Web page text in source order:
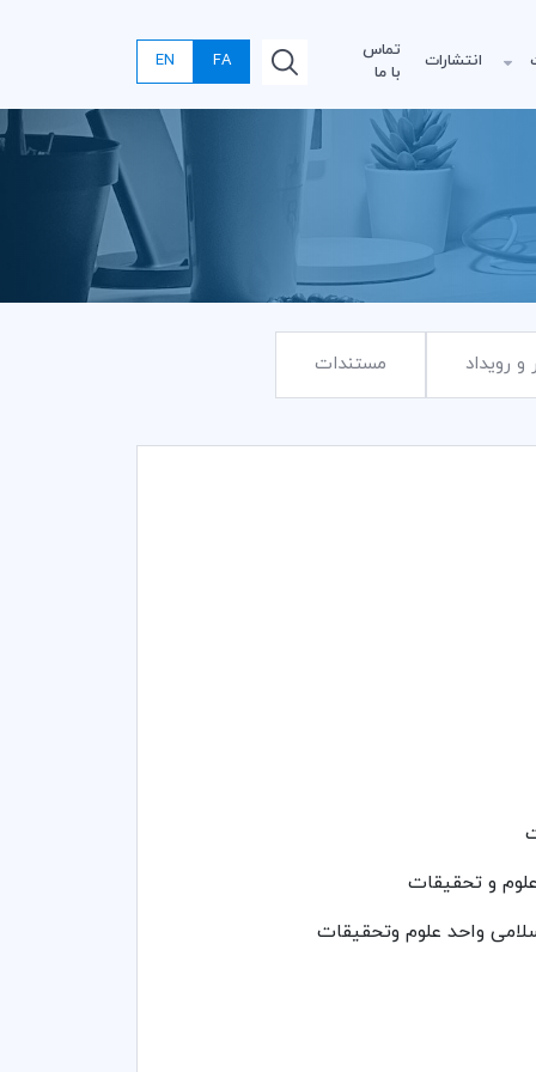
انتشارات
تماس
با ما
FA
EN
و رویداد مستندات
و تحقیقات